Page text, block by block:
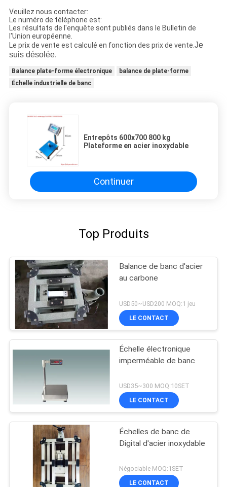
Veuillez nous contacter:
Le numéro de téléphone est:
Les résultats de l'enquête sont publiés dans le Bulletin de
l'Union européenne.
Le prix de vente est calculé en fonction des prix de vente. Je
suis désolée.
Balance plate-forme électronique
balance de plate-forme
Échelle industrielle de banc
Entrepôts 600x700 800 kg
Plateforme en acier inoxydable
Continuer
Top Produits
Balance de banc d'acier
au carbone
USD50~USD200 MOQ:1 jeu
LE CONTACT
Échelle électronique
imperméable de banc
USD35~300 MOQ:10SET
LE CONTACT
Échelles de banc de
Digital d'acier inoxydable
Négociable MOQ:1SET
LE CONTACT